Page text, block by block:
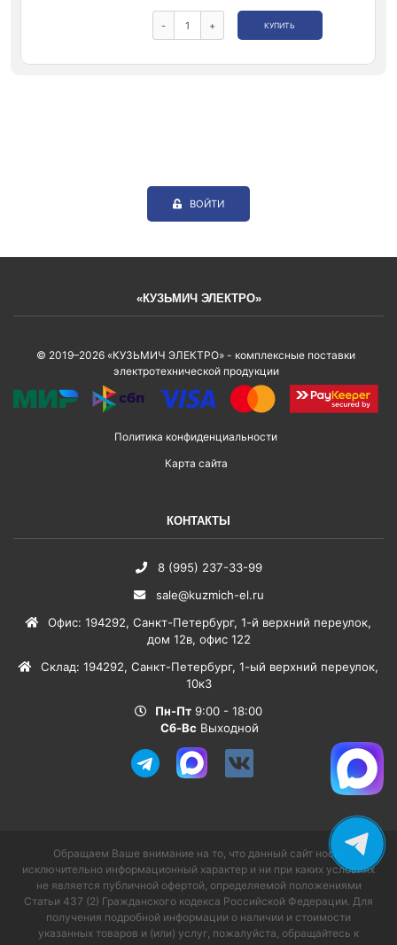
- + КУПИТЬ
ВОЙТИ
«КУЗЬМИЧ ЭЛЕКТРО»
© 2019–2026 «КУЗЬМИЧ ЭЛЕКТРО» - комплексные поставки
электротехнической продукции
Политика конфиденциальности
Карта сайта
КОНТАКТЫ
8 (995) 237-33-99
sale@kuzmich-el.ru
Офис: 194292, Санкт-Петербург, 1-й верхний переулок,
дом 12в, офис 122
Склад: 194292, Санкт-Петербург, 1-ый верхний переулок,
10к3
Пн-Пт 9:00 - 18:00
Сб-Вс Выходной
Обращаем Ваше внимание на то, что данный сайт носит
исключительно информационный характер и ни при каких условиях
не является публичной офертой, определяемой положениями
Статьи 437 (2) Гражданского кодекса Российской Федерации. Для
получения подробной информации о наличии и стоимости
указанных товаров и (или) услуг, пожалуйста, обращайтесь к